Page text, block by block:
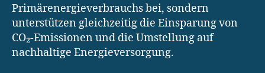
Primärenergieverbrauchs bei, sondern
unterstützen gleichzeitig die Einsparung von
CO₂-Emissionen und die Umstellung auf
nachhaltige Energieversorgung.